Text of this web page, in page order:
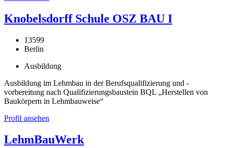
Knobelsdorff Schule OSZ BAU I
13599
Berlin
Ausbildung
Ausbildung im Lehmbau in der Berufsqualifizierung und -
vorbereitung nach Qualifizierungsbaustein BQL „Herstellen von
Baukörpern in Lehmbauweise“
Profil ansehen
LehmBauWerk